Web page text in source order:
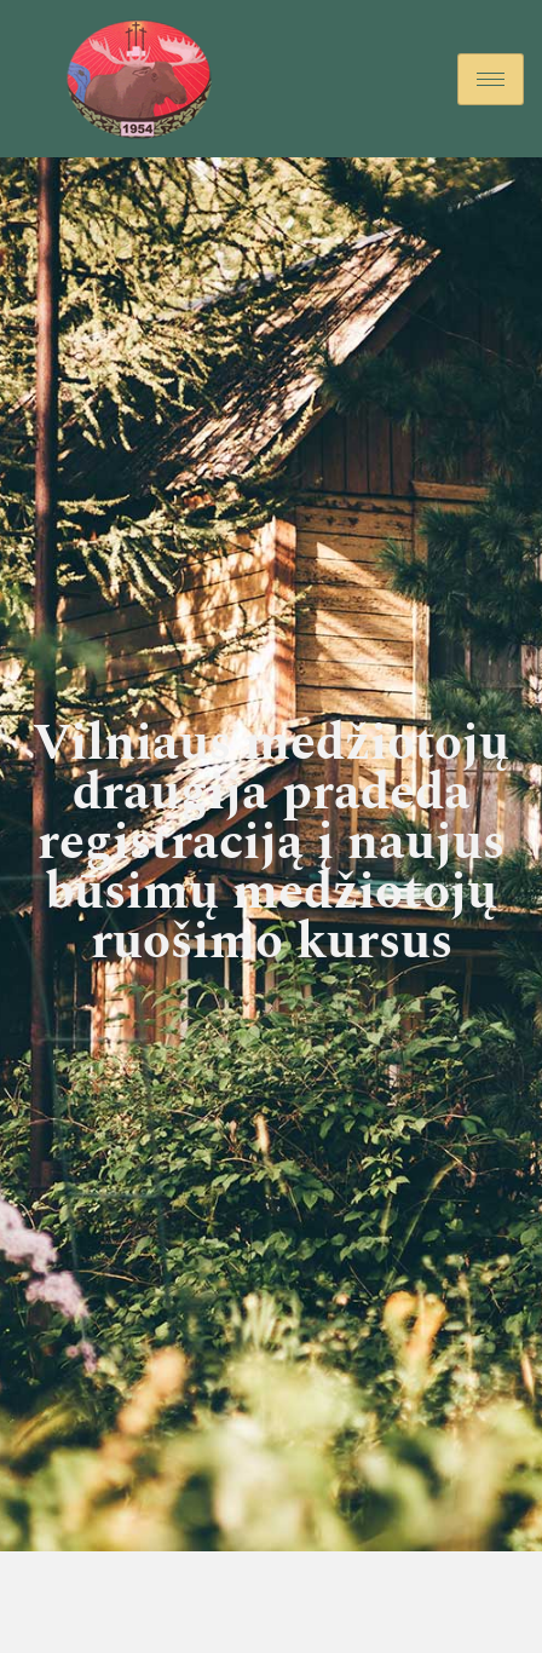
Vilniaus medžiotojų
draugija pradeda
registraciją į naujus
būsimų medžiotojų
ruošimo kursus